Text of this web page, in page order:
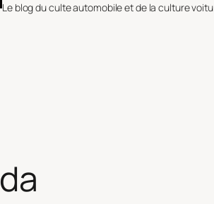
Le blog du culte automobile et de la culture